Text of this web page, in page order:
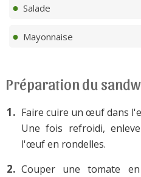
Salade
Mayonnaise
Préparation du
Faire cuire un œuf dans
Une fois refroidi,
l'œuf en rondelles.
Couper une tomate